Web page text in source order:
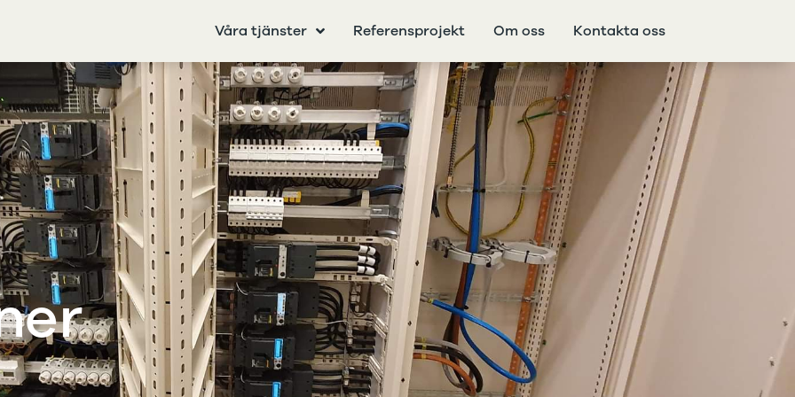
Våra tjänster Referensprojekt Om oss Kontakta oss